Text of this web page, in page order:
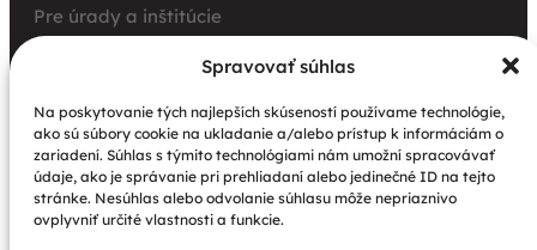
Spravovať súhlas
Na poskytovanie tých najlepších skúseností používame technológie,
ako sú súbory cookie na ukladanie a/alebo prístup k informáciám o
zariadení. Súhlas s týmito technológiami nám umožní spracovávať
údaje, ako je správanie pri prehliadaní alebo jedinečné ID na tejto
stránke. Nesúhlas alebo odvolanie súhlasu môže nepriaznivo
ovplyvniť určité vlastnosti a funkcie.
Pre úrady a inštitúcie
Farské charity
Aktuality
Charita bez hraníc: Stretnutie Spišskej katolíckej
charity a Krakowskej arcidiecéznej charity prinieslo
nové pohľady na fundraising aj propagáciu
Nové petangové ihrisko prináša seniorom radosť,